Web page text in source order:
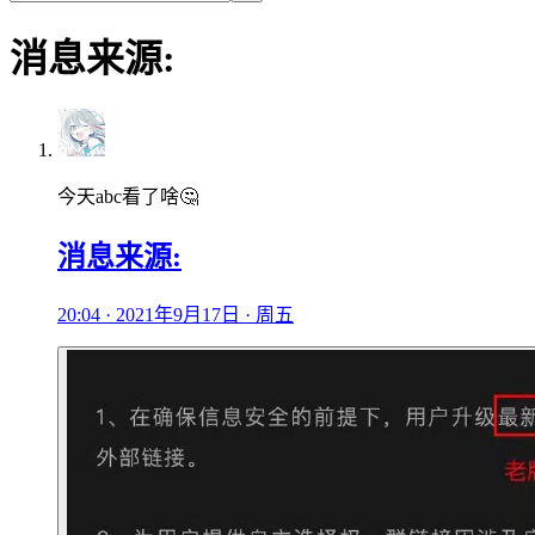
消息来源:
今天abc看了啥🤔
消息来源:
20:04 · 2021年9月17日 · 周五